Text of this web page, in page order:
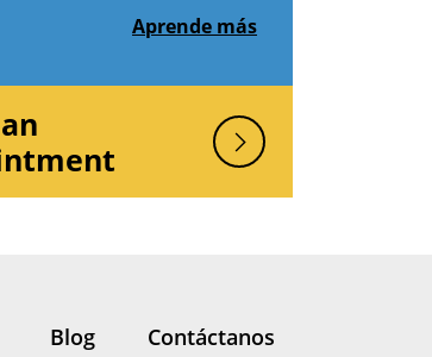
Aprende más
Blog Contáctanos